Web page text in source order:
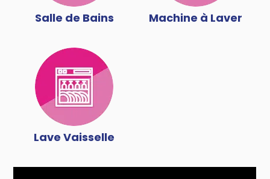
Salle de Bains Machine à Laver
Lave Vaisselle